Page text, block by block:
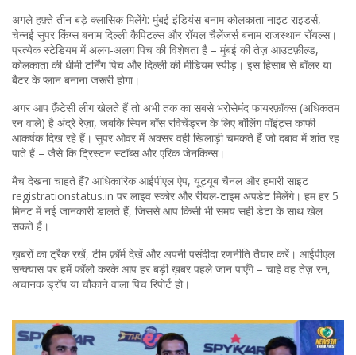
अगले हफ़्ते तीन बड़े क्लासिक मिलेंगे: मुंबई इंडियंस बनाम कोलकाता नाइट राइडर्स,
चेन्नई सुपर किंग्स बनाम दिल्ली कैपिटल्स और रॉयल चैलेंजर्स बनाम राजस्थान रॉयल्स।
प्रत्येक स्टेडियम में अलग‑अलग पिच की विशेषता है – मुंबई की तेज़ आउटफ़ील्ड,
कोलकाता की धीमी टर्निंग पिच और दिल्ली की मीडियम स्पीड़। इस हिसाब से बॉलर या
बैटर के प्लान बनाना जरूरी होगा।
अगर आप फ़ैंटेसी लीग खेलते हैं तो अभी तक का सबसे भरोसेमंद फायरफ़ॉक्स (अधिकतम
रन वाले) है अंद्रे रेज़ा, जबकि स्पिन बॉस रविचेंड्रन के लिए बॉलिंग पॉइंट्स काफी
आकर्षक दिख रहे हैं। सुपर ओवर में अक्सर वही खिलाड़ी चमकते हैं जो दबाव में शांत रह
पाते हैं – जैसे कि ट्रिस्टन स्टॉब्स और एरिक जेनकिन्स।
मैच देखना चाहते हैं? आधिकारिक आईपीएल ऐप, यूट्यूब चैनल और हमारी साइट
registrationstatus.in पर लाइव स्कोर और रीयल‑टाइम अपडेट मिलेंगे। हम हर 5
मिनट में नई जानकारी डालते हैं, जिससे आप किसी भी समय सही डेटा के साथ खेल
सकते हैं।
ख़बरों का ट्रैक रखें, टीम फ़ॉर्म देखें और अपनी पसंदीदा रणनीति तैयार करें। आईपीएल
सन्क्यास पर हमें फॉलो करके आप हर बड़ी ख़बर पहले जान पाएँगे – चाहे वह तेज़ रन,
अचानक ड्रॉप या चौंकाने वाला पिच रिपोर्ट हो।